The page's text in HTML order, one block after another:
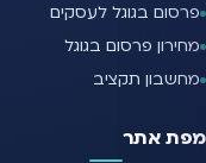
פרסום בגוגל לעסקים
מחירון פרסום בגוגל
מחשבון תקציב
מפת אתר